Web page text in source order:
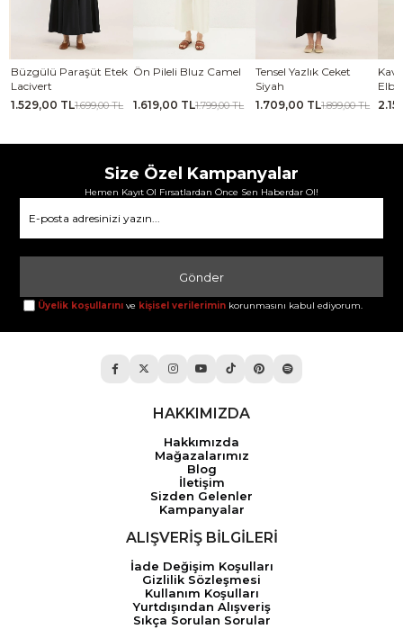
Ön Pileli Bluz Camel
1.619,00 TL1.799,00 TL
Tensel Yazlık Ceket
1.709,00 TL1.899,00 TL
Kavisli Gold Düğmeli
Elbise Haki
2.159,00 TL2.399,00 TL
Size Özel Kampanyalar
Hemen Kayıt Ol Fırsatlardan Önce Sen Haberdar Ol!
Gönder
Üyelik koşullarını ve kişisel verilerimin korunmasını kabul ediyorum.
HAKKIMIZDA
Hakkımızda
Mağazalarımız
Blog
İletişim
Sizden Gelenler
Kampanyalar
ALIŞVERİŞ BİLGİLERİ
İade Değişim Koşulları
Gizlilik Sözleşmesi
Kullanım Koşulları
Yurtdışından Alışveriş
Sıkça Sorulan Sorular